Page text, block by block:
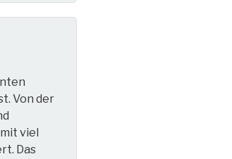
Von der
viel
Das